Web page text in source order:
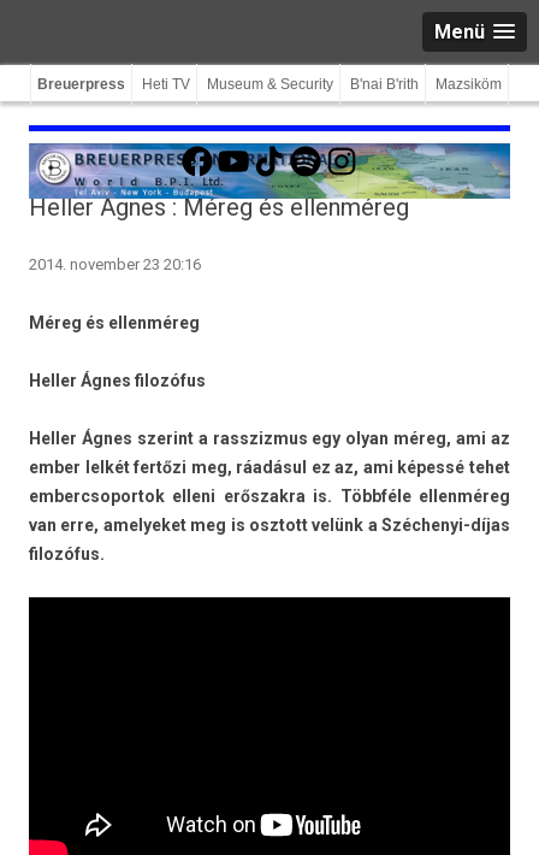
Menü
Breuerpress Heti TV Museum & Security B'nai B'rith Mazsiköm
Facebook
YouTube
TikTokSpotifyInstagram
Heller Ágnes : Méreg és ellenméreg
2014. november 23 20:16
Méreg és el­lenméreg
Hell­er Ágnes filozófus
Hell­er Ágnes szerint a rassziz­mus egy olyan méreg, ami az
ember lelkét fertőzi meg, ráadásul ez az, ami képessé tehet
em­bercsopor­tok el­leni erős­zakra is. Többféle el­lenméreg
van erre, amelyeket meg is osztott velünk a Széchenyi-díjas
filozófus.